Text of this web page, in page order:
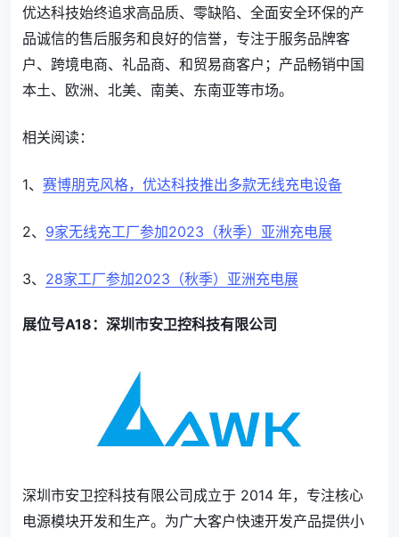
优达科技始终追求高品质、零缺陷、全面安全环保的产
品诚信的售后服务和良好的信誉，专注于服务品牌客
户、跨境电商、礼品商、和贸易商客户；产品畅销中国
本土、欧洲、北美、南美、东南亚等市场。
相关阅读：
1、 赛博朋克风格，优达科技推出多款无线充电设备
2、 9家无线充工厂参加2023（秋季）亚洲充电展
3、 28家工厂参加2023（秋季）亚洲充电展
展位号A18：深圳市安卫控科技有限公司
深圳市安卫控科技有限公司成立于 2014 年，专注核心
电源模块开发和生产。为广大客户快速开发产品提供小